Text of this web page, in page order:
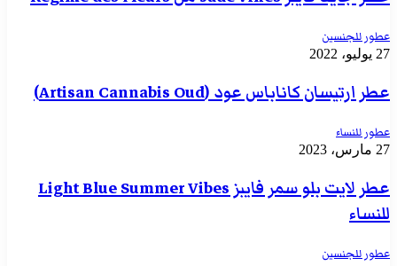
عطور للجنسين
27 يوليو، 2022
عطر ارتيسان كاناباس عود (Artisan Cannabis Oud)
عطور للنساء
27 مارس، 2023
عطر لايت بلو سمر فايبز Light Blue Summer Vibes
للنساء
عطور للجنسين